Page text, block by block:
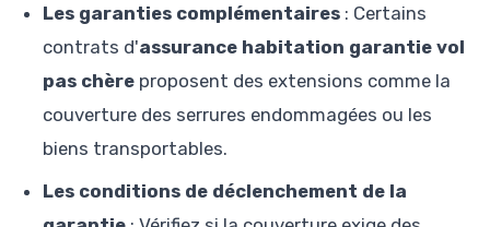
Les garanties complémentaires : Certains
contrats d'assurance habitation garantie vol
pas chère proposent des extensions comme la
couverture des serrures endommagées ou les
biens transportables.
Les conditions de déclenchement de la